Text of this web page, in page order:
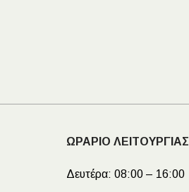
ΩΡΑΡΙΟ ΛΕΙΤΟΥΡΓΙΑΣ
Δευτέρα: 08:00 – 16:00